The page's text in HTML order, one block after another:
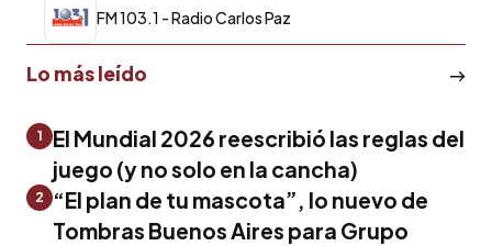
FM 103.1 - Radio Carlos Paz
Lo más leído
1
El Mundial 2026 reescribió las reglas del
juego (y no solo en la cancha)
2
“El plan de tu mascota”, lo nuevo de
Tombras Buenos Aires para Grupo